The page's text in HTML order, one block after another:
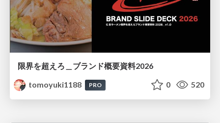
限界を超えろ＿ブランド概要資料2026
tomoyuki1188
PRO 0 520